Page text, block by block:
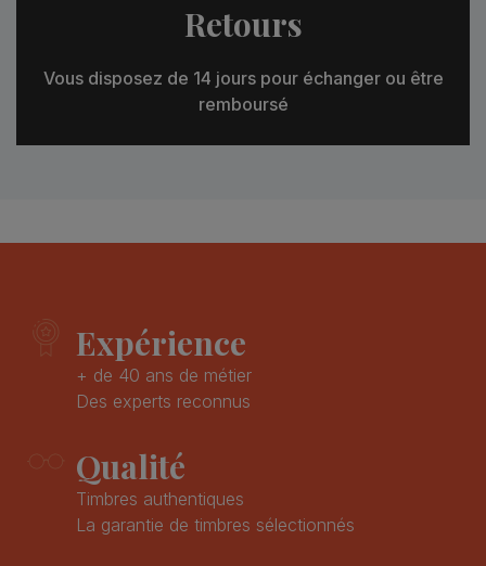
Retours
Vous disposez de 14 jours pour échanger ou être
remboursé
Expérience
+ de 40 ans de métier
Des experts reconnus
Qualité
Timbres authentiques
La garantie de timbres sélectionnés